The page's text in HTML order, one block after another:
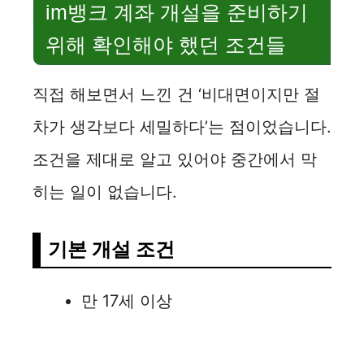
im뱅크 계좌 개설을 준비하기
위해 확인해야 했던 조건들
직접 해보면서 느낀 건 ‘비대면이지만 절
차가 생각보다 세밀하다’는 점이었습니다.
조건을 제대로 알고 있어야 중간에서 막
히는 일이 없습니다.
기본 개설 조건
만 17세 이상